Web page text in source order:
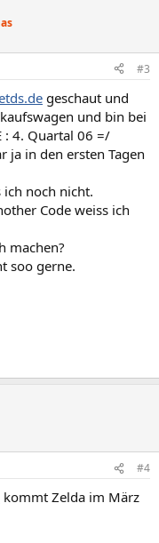
#3
geschaut und
und bin bei
: 4. Quartal 06 =/
ja in den ersten Tagen
noch nicht.
Code weiss ich
machen?
soo gerne.
#4
kommt Zelda im März